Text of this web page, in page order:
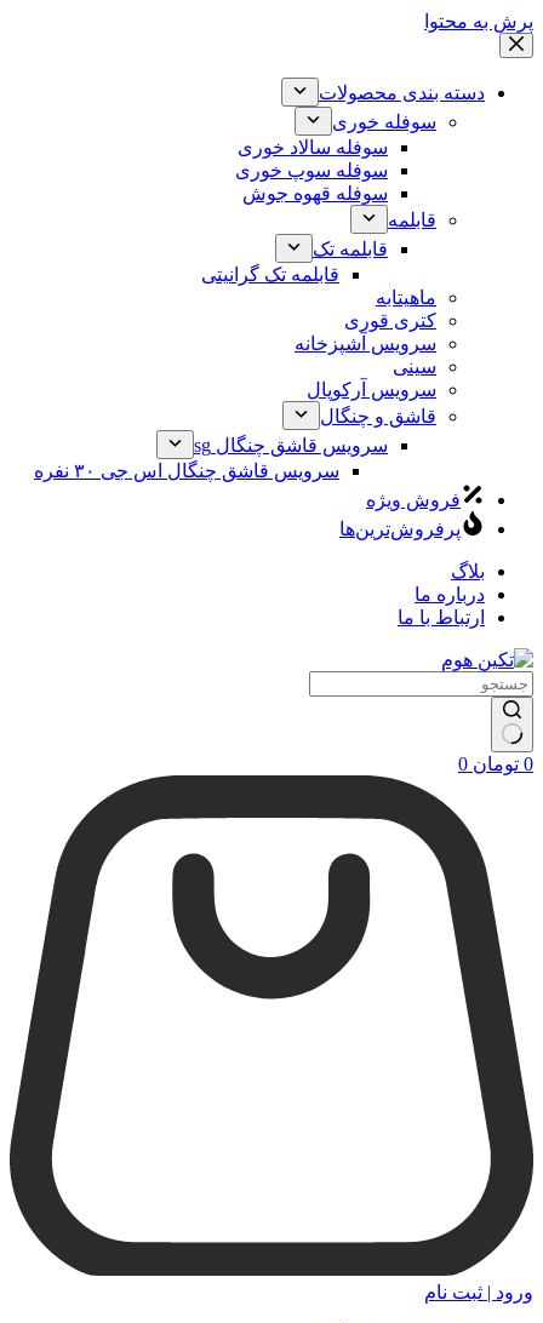
پرش به محتوا
دسته بندی محصولات
سوفله خوری
سوفله سالاد خوری
سوفله سوپ خوری
سوفله قهوه جوش
قابلمه
قابلمه تک
قابلمه تک گرانیتی
ماهیتابه
کتری قوری
سرویس آشپزخانه
سینی
سرویس آرکوپال
قاشق و چنگال
سرویس قاشق چنگال sg
سرویس قاشق چنگال اس جی ۳۰ نفره
فروش ویژه
پرفروش‌ترین‌ها
بلاگ
درباره ما
ارتباط با ما
سبد
0 تومان 0
ورود | ثبت نام